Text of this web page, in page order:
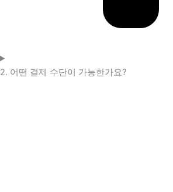
2. 어떤 결제 수단이 가능한가요?